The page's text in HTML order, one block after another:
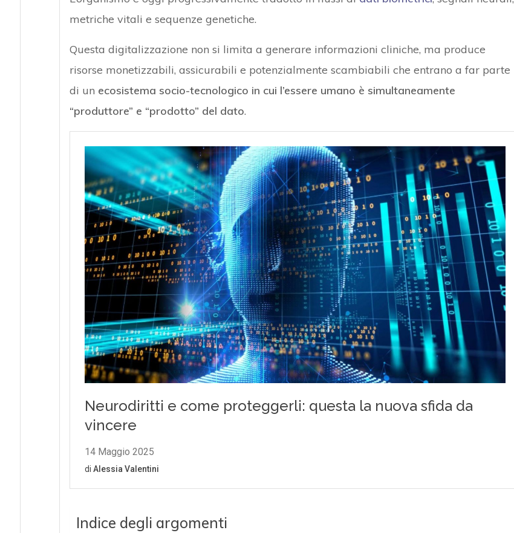
metriche vitali e sequenze genetiche.
Questa digitalizzazione non si limita a generare informazioni cliniche, ma produce
risorse monetizzabili, assicurabili e potenzialmente scambiabili che entrano a far parte
di un ecosistema socio-tecnologico in cui l’essere umano è simultaneamente
“produttore” e “prodotto” del dato.
Indice degli argomenti